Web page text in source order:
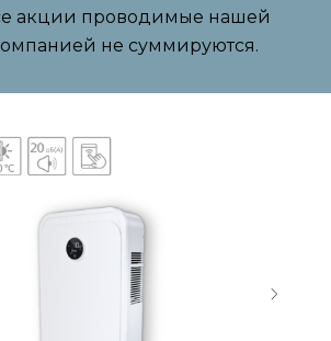
акции проводимые нашей
не суммируются.